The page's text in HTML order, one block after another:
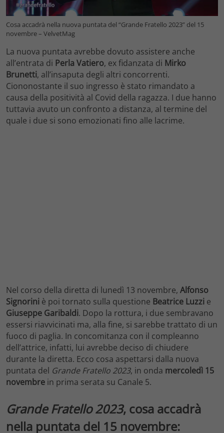
Cosa accadrà nella nuova puntata del “Grande Fratello 2023” del 15
novembre – VelvetMag
La nuova puntata avrebbe dovuto assistere anche
all’entrata di Perla Vatiero, ex fidanzata di Mirko
Brunetti, all’insaputa degli altri concorrenti.
Ciononostante il suo ingresso è stato rimandato a
causa della positività al Covid della ragazza. I due hanno
tuttavia avuto un confronto a distanza, al termine del
quale i due si sono emozionati fino alle lacrime.
Nel corso della diretta di lunedì 13 novembre, Alfonso
Signorini è poi tornato sulla questione Beatrice Luzzi e
Giuseppe Garibaldi. Dopo la rottura, i due sembravano
essersi riavvicinati ma, alla fine, si sarebbe trattato di un
fuoco di paglia. In concomitanza con il compleanno
dell’attrice, infatti, lui avrebbe deciso di chiudere
durante la diretta. Ecco cosa aspettarsi dalla nuova
puntata del Grande Fratello 2023, in onda mercoledì 15
novembre in prima serata su Canale 5.
Grande Fratello 2023, cosa accadrà
nella puntata del 15 novembre: